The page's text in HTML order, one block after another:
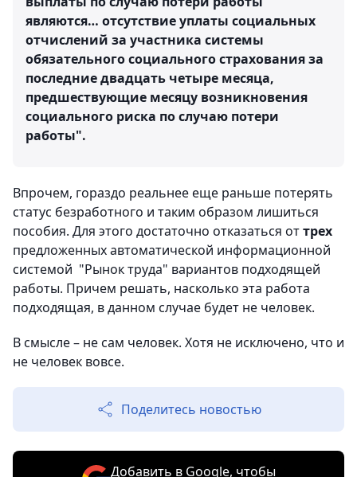
являются… отсутствие уплаты социальных
отчислений за участника системы
обязательного социального страхования за
последние двадцать четыре месяца,
предшествующие месяцу возникновения
социального риска по случаю потери
работы".
Впрочем, гораздо реальнее еще раньше потерять
статус безработного и таким образом лишиться
пособия. Для этого достаточно отказаться оттрех
предложенных автоматической информационной
системой "Рынок труда" вариантов подходящей
работы. Причем решать, насколько эта работа
подходящая, в данном случае будет не человек.
В смысле – не сам человек. Хотя не исключено, что и
не человек вовсе.
Поделитесь новостью
Добавить в Google, чтобы